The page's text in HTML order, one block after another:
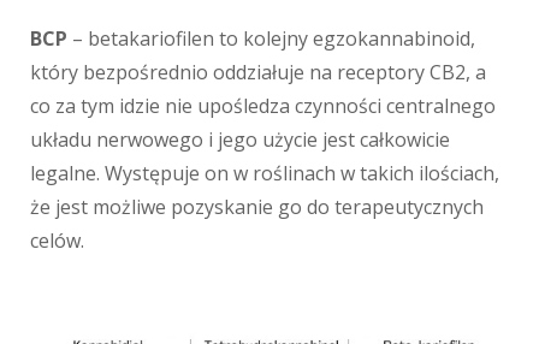
BCP – betakariofilen to kolejny egzokannabinoid,
który bezpośrednio oddziałuje na receptory CB2, a
co za tym idzie nie upośledza czynności centralnego
układu nerwowego i jego użycie jest całkowicie
legalne. Występuje on w roślinach w takich ilościach,
że jest możliwe pozyskanie go do terapeutycznych
celów.